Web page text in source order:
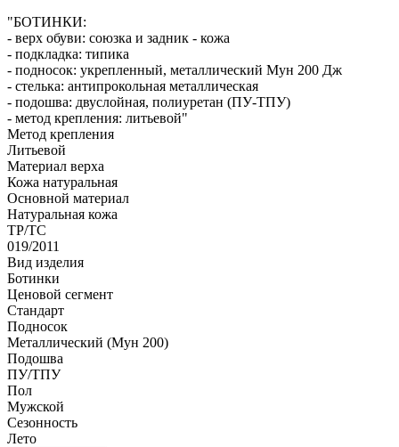
"БОТИНКИ:
- верх обуви: союзка и задник - кожа
- подкладка: типика
- подносок: укрепленный, металлический Мун 200 Дж
- стелька: антипрокольная металлическая
- подошва: двуслойная, полиуретан (ПУ-ТПУ)
- метод крепления: литьевой"
Метод крепления
Литьевой
Материал верха
Кожа натуральная
Оcновной материал
Натуральная кожа
ТР/ТС
019/2011
Вид изделия
Ботинки
Ценовой сегмент
Стандарт
Подносок
Металлический (Мун 200)
Подошва
ПУ/ТПУ
Пол
Мужской
Сезонность
Лето